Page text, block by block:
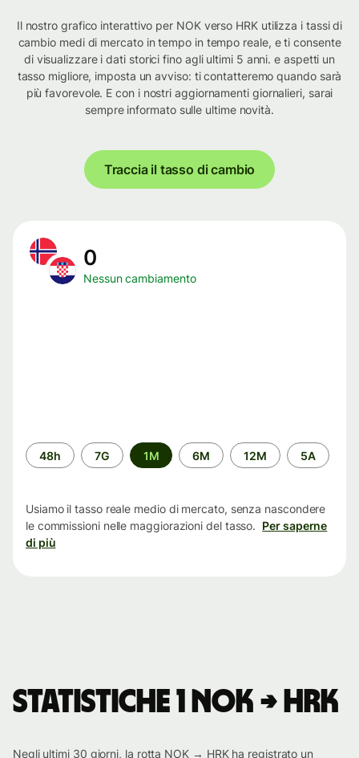
Il nostro grafico interattivo per NOK verso HRK utilizza i tassi di
cambio medi di mercato in tempo in tempo reale, e ti consente
di visualizzare i dati storici fino agli ultimi 5 anni. e aspetti un
tasso migliore, imposta un avviso: ti contatteremo quando sarà
più favorevole. E con i nostri aggiornamenti giornalieri, sarai
sempre informato sulle ultime novità.
Traccia il tasso di cambio
0
Nessun cambiamento
Periodo
di
48h 7G 1M 6M 12M 5A
Usiamo il tasso reale medio di mercato, senza nascondere
le commissioni nelle maggiorazioni del tasso. Per saperne
di più
Statistiche 1 NOK → HRK
Negli ultimi 30 giorni, la rotta NOK → HRK ha registrato un